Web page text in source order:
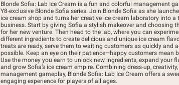
Blonde Sofia: Lab Ice Cream is a fun and colorful management
Y8-exclusive Blonde Sofia series. Join Blonde Sofia as she
ice cream shop and turns her creative ice cream laboratory into a
business. Start by giving Sofia a stylish makeover and choosing
for her new venture. Then head to the lab, where you can
different ingredients to create delicious and unique ice cream
treats are ready, serve them to waiting customers as quickly and
possible. Keep an eye on their patience—happy customers mean
Use the money you earn to unlock new ingredients, expand your
and grow Sofia’s ice cream empire. Combining dress-up,
management gameplay, Blonde Sofia: Lab Ice Cream offers a
engaging experience for players of all ages.